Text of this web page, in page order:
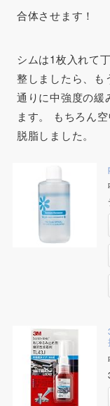
合体させます！
シムは1枚入れて
整しましたら、も
通りに中強度の緩
ます。 もちろん
脱脂しました。